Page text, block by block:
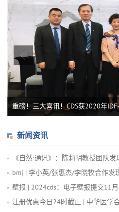
重磅！三大喜讯！CDS获2020年
新闻资讯
《自然·通讯》：陈莉明教授团队发现内
bmj | 李小英/张惠杰/李晓牧合作发现达
壁报 | 2024cds：电子壁报提交11
注册优惠今日24时截止 | 中华医学会糖尿